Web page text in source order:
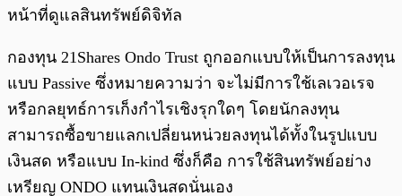
หน้าที่ดูแลสินทรัพย์ดิจิทัล
กองทุน 21Shares Ondo Trust ถูกออกแบบให้เป็นการลงทุน
แบบ Passive ซึ่งหมายความว่า จะไม่มีการใช้เลเวอเรจ
หรือกลยุทธ์การเก็งกำไรเชิงรุกใดๆ โดยนักลงทุน
สามารถซื้อขายแลกเปลี่ยนหน่วยลงทุนได้ทั้งในรูปแบบ
เงินสด หรือแบบ In-kind ซึ่งก็คือ การใช้สินทรัพย์อย่าง
เหรียญ ONDO แทนเงินสดนั่นเอง